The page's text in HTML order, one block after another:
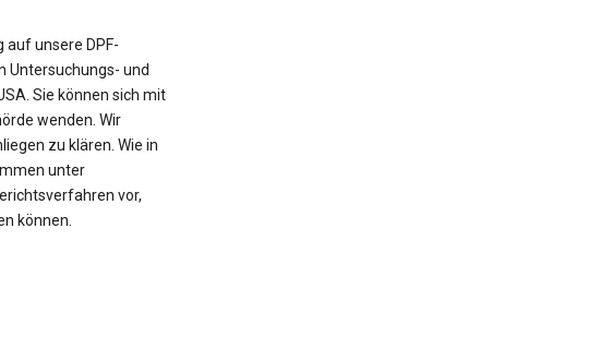
auf unsere DPF-
Untersuchungs- und
Sie können sich mit
wenden. Wir
zu klären. Wie in
unter
vor,
können.